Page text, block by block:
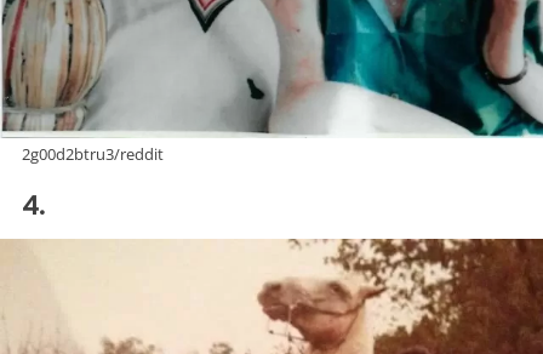
2g00d2btru3/reddit
4.